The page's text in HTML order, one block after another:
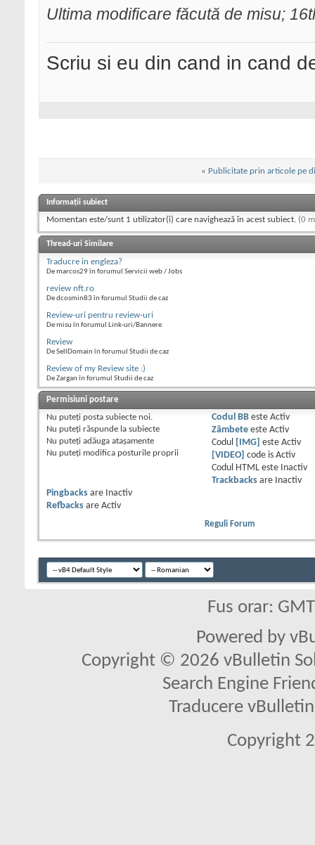
Ultima modificare făcută de misu;
Scriu si eu din cand in cand
« Publicitate prin articole pe
Informații subiect
Momentan este/sunt 1 utilizator(i) care navighează în acest subiect. (0
Thread-uri Similare
Traducre in engleza?
De marcos29 în forumul Servicii web / Jobs
review nft.ro
De dcosmin83 în forumul Studii de caz
Review-uri pentru review-uri
De misu în forumul Link-uri/Bannere
Review
De SellDomain în forumul Studii de caz
Review of my Review site :)
De Zargan în forumul Studii de caz
Permisiuni postare
Nu puteţi posta subiecte noi.
Nu puteţi răspunde la subiecte
Nu puteţi adăuga ataşamente
Nu puteţi modifica posturile proprii
Codul BBeste Activ
Zâmbeteeste Activ
Codul
[IMG] este Activ
[VIDEO]
code is Activ
Codul HTML este
Inactiv
Trackbacksare
Inactiv
Pingbacks are
Inactiv
Refbacks are Activ
Reguli Forum
Fus orar:
Powered by
Copyright © 2026 vBulletin
Search Engine
Traducere
Copyright